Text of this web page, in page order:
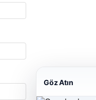
Göz Atın